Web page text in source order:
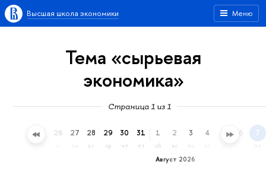
Меню
Высшая школа экономики
Тема «сырьевая
экономика»
Страница 1 из 1
25 26 27 28
вт
29
ср
30
чт
31
пт
Август 2026
1
сб
2
вс
3 4 5 6 7
пт